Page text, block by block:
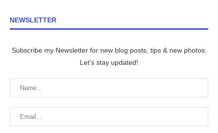
NEWSLETTER
Subscribe my Newsletter for new blog posts, tips & new photos.
Let's stay updated!